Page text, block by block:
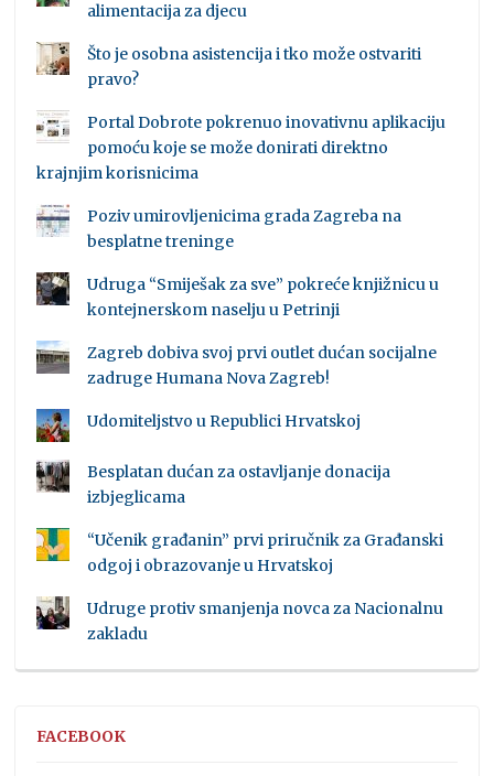
alimentacija za djecu
Što je osobna asistencija i tko može ostvariti
pravo?
Portal Dobrote pokrenuo inovativnu aplikaciju
pomoću koje se može donirati direktno
krajnjim korisnicima
Poziv umirovljenicima grada Zagreba na
besplatne treninge
Udruga “Smiješak za sve” pokreće knjižnicu u
kontejnerskom naselju u Petrinji
Zagreb dobiva svoj prvi outlet dućan socijalne
zadruge Humana Nova Zagreb!
Udomiteljstvo u Republici Hrvatskoj
Besplatan dućan za ostavljanje donacija
izbjeglicama
“Učenik građanin” prvi priručnik za Građanski
odgoj i obrazovanje u Hrvatskoj
Udruge protiv smanjenja novca za Nacionalnu
zakladu
FACEBOOK